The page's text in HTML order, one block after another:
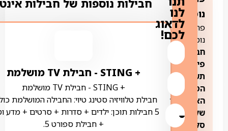
נוספים:
פרטים
נוספים:
חבילת
פייבר-
תשתית
הסיבים
האופטיים
של
סלקום
לנו
לדאוג
לכם!
חבילות נוספות של חבילות
+ STING ‏- ‏חבילת TV מושלמת
+ STING ‏- ‏חבילת TV מושלמת
חבילת טלוויזיה סטינג טיוי: החבילה המושלמת
5 חבילות תוכן: ילדים + סדרות + סרטים + מדע
+ חבילת ספורט 5.